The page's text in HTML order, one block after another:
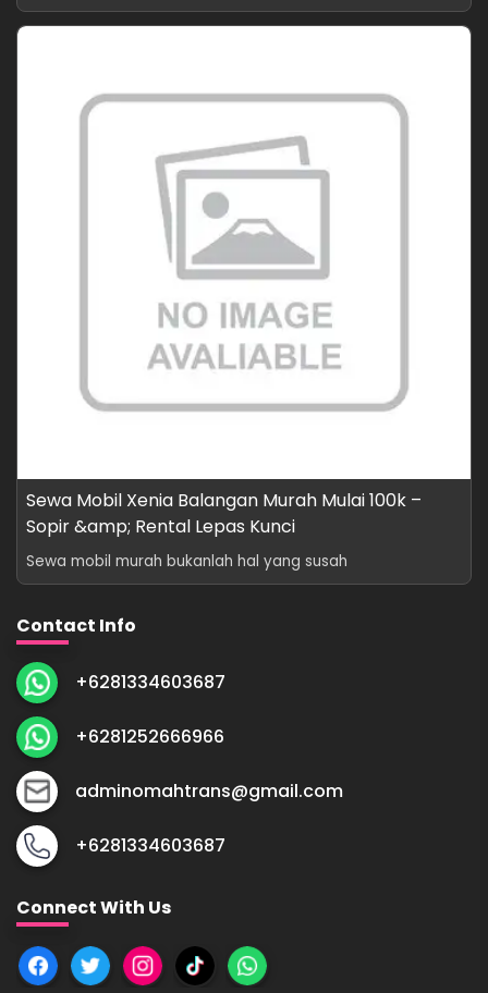
Sewa Mobil Xenia Balangan Murah Mulai 100k –
Sopir &amp; Rental Lepas Kunci
Sewa mobil murah bukanlah hal yang susah
Contact Info
+6281334603687
+6281252666966
adminomahtrans@gmail.com
+6281334603687
Connect With Us